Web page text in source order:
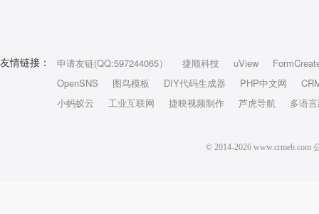
友情链接： 申请友链(QQ:597244065） 捷顺科技 uView
OpenSNS
图鸟模板 DIY代码生成器 PHP中文网
小蚂蚁云
工业互联网 捷映视频制作 芦虎导航 多语
© 2014-2026